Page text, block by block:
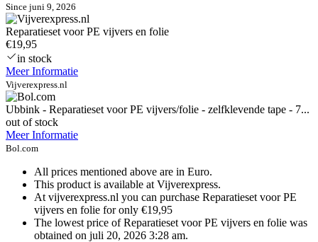
Since juni 9, 2026
Reparatieset voor PE vijvers en folie
€19,95
in stock
Meer Informatie
Vijverexpress.nl
Ubbink - Reparatieset voor PE vijvers/folie - zelfklevende tape - 7...
out of stock
Meer Informatie
Bol.com
All prices mentioned above are in Euro.
This product is available at Vijverexpress.
At vijverexpress.nl you can purchase Reparatieset voor PE
vijvers en folie for only €19,95
The lowest price of Reparatieset voor PE vijvers en folie was
obtained on juli 20, 2026 3:28 am.